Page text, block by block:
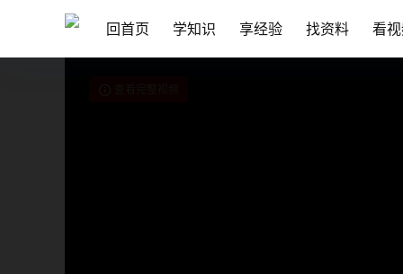
回首页 学知识 享经验 找资料 看